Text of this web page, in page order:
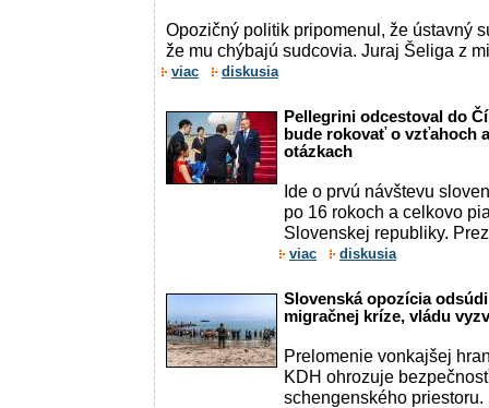
Opozičný politik pripomenul, že ústavný
že mu chýbajú sudcovia. Juraj Šeliga z
viac diskusia
Pellegrini odcestoval do
bude rokovať o vzťahoch
otázkach
Ide o prvú návštevu
po 16 rokoch a celkovo
Slovenskej republiky.
viac diskusia
Slovenská opozícia
migračnej kríze, vládu
Prelomenie vonkajšej
KDH ohrozuje
schengenského priestoru.